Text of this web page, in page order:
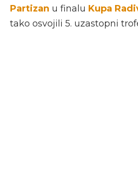
Partizan u finalu Kupa
tako osvojili 5. uzastopni